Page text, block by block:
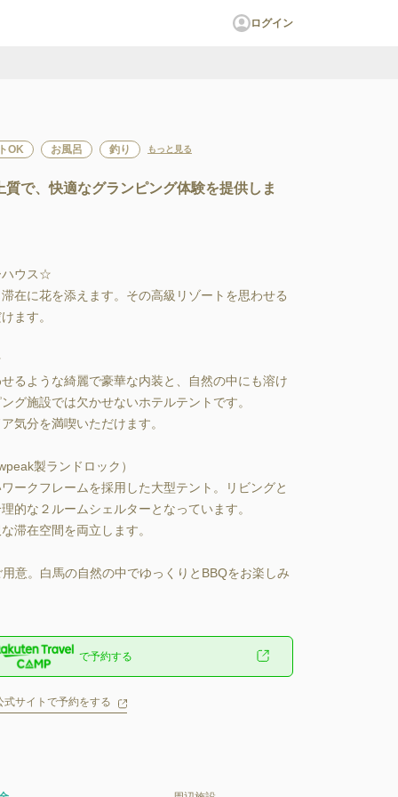
ログイン
OK お風呂 釣り もっと見る
で、快適なグランピング体験を提供しま
ハウス☆
在に花を添えます。その高級リゾートを思わせる
ます。
るような綺麗で豪華な内装と、自然の中にも溶け
グ施設では欠かせないホテルテントです。
気分を満喫いただけます。
製ランドロック）
ークフレームを採用した大型テント。リビングと
的な２ルームシェルターとなっています。
滞在空間を両立します。
意。白馬の自然の中でゆっくりとBBQをお楽しみ
で予約する
式サイトで予約をする